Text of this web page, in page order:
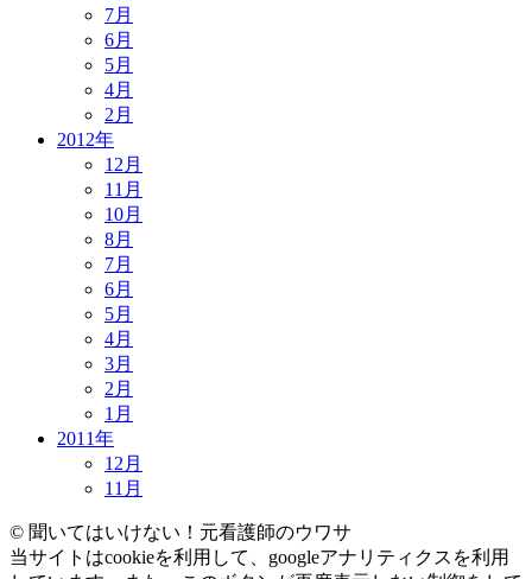
7月
6月
5月
4月
2月
2012年
12月
11月
10月
8月
7月
6月
5月
4月
3月
2月
1月
2011年
12月
11月
© 聞いてはいけない！元看護師のウワサ
当サイトはcookieを利用して、googleアナリティクスを利用